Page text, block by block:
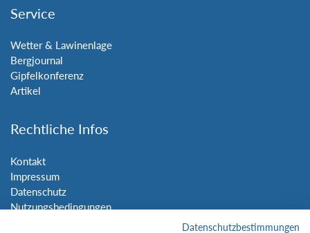
Service
Wetter & Lawinenlage
Bergjournal
Gipfelkonferenz
Artikel
Rechtliche Infos
Kontakt
Impressum
Datenschutz
Nutzungsbedingungen
Datenschutzbestimmungen